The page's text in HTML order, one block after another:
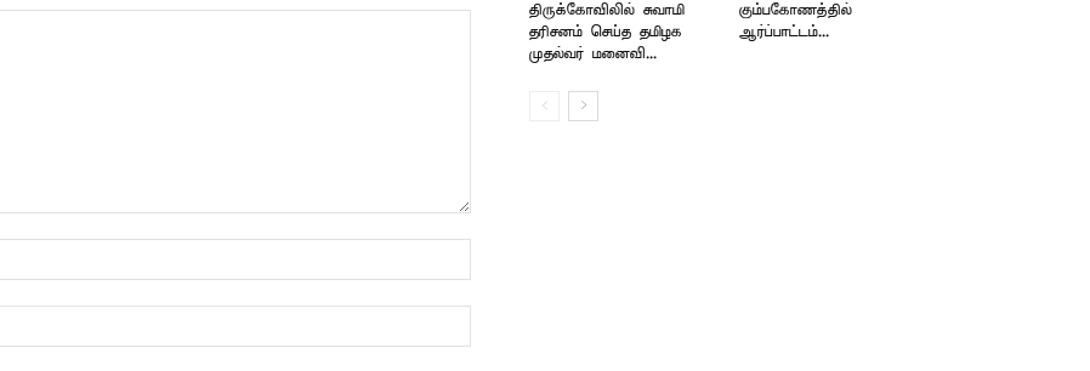
திருக்கோவிலில் சுவாமி
தரிசனம் செய்த தமிழக
முதல்வர் மனைவி...
கும்பகோணத்தில்
ஆர்ப்பாட்டம்...